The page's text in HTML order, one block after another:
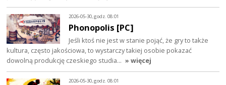
2026-05-30, godz. 08:01
Phonopolis [PC]
Jeśli ktoś nie jest w stanie pojąć, że gry to także
kultura, często jakościowa, to wystarczy takiej osobie pokazać
dowolną produkcję czeskiego studia… » więcej
2026-05-30, godz. 08:01